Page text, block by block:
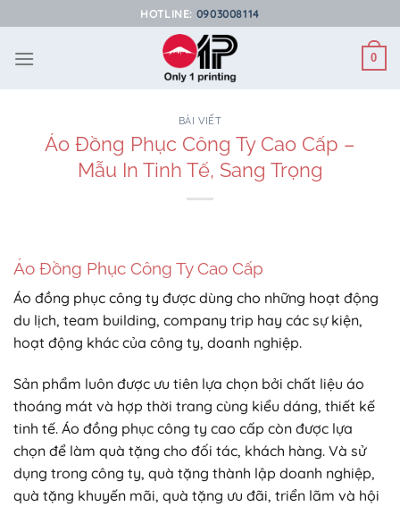
qua
nội
HOTLINE: 0903008114
0
BÀI VIẾT
Áo Đồng Phục Công Ty Cao Cấp –
Mẫu In Tinh Tế, Sang Trọng
Áo Đồng Phục Công Ty Cao Cấp
Áo đồng phục công ty được dùng cho những hoạt động
du lịch, team building, company trip hay các sự kiện,
hoạt động khác của công ty, doanh nghiệp.
Sản phẩm luôn được ưu tiên lựa chọn bởi chất liệu áo
thoáng mát và hợp thời trang cùng kiểu dáng, thiết kế
tinh tế. Áo đồng phục công ty cao cấp còn được lựa
chọn để làm quà tặng cho đối tác, khách hàng. Và sử
dụng trong công ty, quà tặng thành lập doanh nghiệp,
quà tặng khuyến mãi, quà tặng ưu đãi, triển lãm và hội